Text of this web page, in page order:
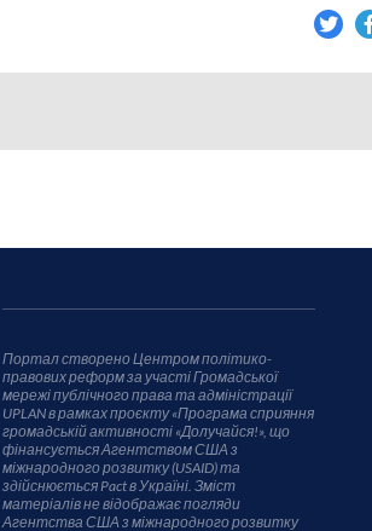
Портал створено Центром політико-
правових реформ за участі Громадської
мережі публічного права та адміністрації
UPLAN в рамках проєкту «Програма сприяння
громадській активності «Долучайся!», що
фінансується Агентством США з
міжнародного розвитку (USAID) та
здійснюється Pact в Україні. Зміст
матеріалів не відображає погляди
Агентства США з міжнародного розвитку